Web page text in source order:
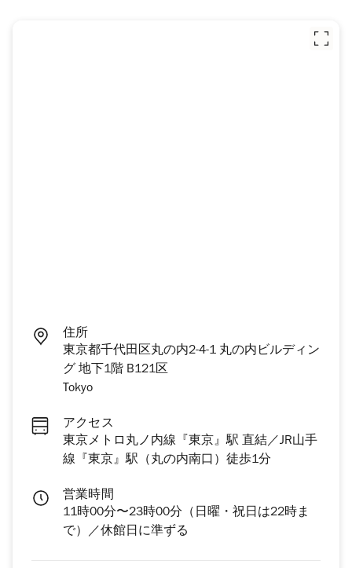
住所
東京都千代田区丸の内2-4-1 丸の内ビルディン
グ 地下1階 B121区
Tokyo
アクセス
東京メトロ丸ノ内線『東京』駅 直結／JR山手
線『東京』駅（丸の内南口）徒歩1分
営業時間
11時00分〜23時00分（日曜・祝日は22時ま
で）／休館日に準ずる